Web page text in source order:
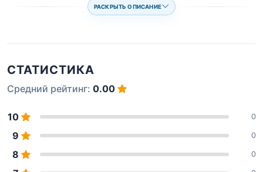
РАСКРЫТЬ ОПИСАНИЕ
СТАТИСТИКА
Средний рейтинг: 0.00
10 0
9 0
8 0